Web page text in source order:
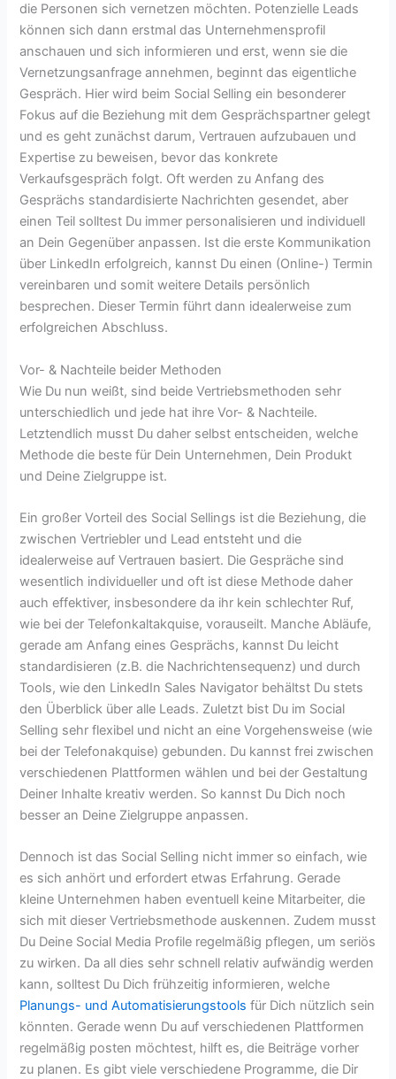
die Personen sich vernetzen möchten. Potenzielle Leads
können sich dann erstmal das Unternehmensprofil
anschauen und sich informieren und erst, wenn sie die
Vernetzungsanfrage annehmen, beginnt das eigentliche
Gespräch. Hier wird beim Social Selling ein besonderer
Fokus auf die Beziehung mit dem Gesprächspartner gelegt
und es geht zunächst darum, Vertrauen aufzubauen und
Expertise zu beweisen, bevor das konkrete
Verkaufsgespräch folgt. Oft werden zu Anfang des
Gesprächs standardisierte Nachrichten gesendet, aber
einen Teil solltest Du immer personalisieren und individuell
an Dein Gegenüber anpassen. Ist die erste Kommunikation
über LinkedIn erfolgreich, kannst Du einen (Online-) Termin
vereinbaren und somit weitere Details persönlich
besprechen. Dieser Termin führt dann idealerweise zum
erfolgreichen Abschluss.
Vor- & Nachteile beider Methoden
Wie Du nun weißt, sind beide Vertriebsmethoden sehr
unterschiedlich und jede hat ihre Vor- & Nachteile.
Letztendlich musst Du daher selbst entscheiden, welche
Methode die beste für Dein Unternehmen, Dein Produkt
und Deine Zielgruppe ist.
Ein großer Vorteil des Social Sellings ist die Beziehung, die
zwischen Vertriebler und Lead entsteht und die
idealerweise auf Vertrauen basiert. Die Gespräche sind
wesentlich individueller und oft ist diese Methode daher
auch effektiver, insbesondere da ihr kein schlechter Ruf,
wie bei der Telefonkaltakquise, vorauseilt. Manche Abläufe,
gerade am Anfang eines Gesprächs, kannst Du leicht
standardisieren (z.B. die Nachrichtensequenz) und durch
Tools, wie den LinkedIn Sales Navigator behältst Du stets
den Überblick über alle Leads. Zuletzt bist Du im Social
Selling sehr flexibel und nicht an eine Vorgehensweise (wie
bei der Telefonakquise) gebunden. Du kannst frei zwischen
verschiedenen Plattformen wählen und bei der Gestaltung
Deiner Inhalte kreativ werden. So kannst Du Dich noch
besser an Deine Zielgruppe anpassen.
Dennoch ist das Social Selling nicht immer so einfach, wie
es sich anhört und erfordert etwas Erfahrung. Gerade
kleine Unternehmen haben eventuell keine Mitarbeiter, die
sich mit dieser Vertriebsmethode auskennen. Zudem musst
Du Deine Social Media Profile regelmäßig pflegen, um seriös
zu wirken. Da all dies sehr schnell relativ aufwändig werden
kann, solltest Du Dich frühzeitig informieren, welche
Planungs- und Automatisierungstools für Dich nützlich sein
könnten. Gerade wenn Du auf verschiedenen Plattformen
regelmäßig posten möchtest, hilft es, die Beiträge vorher
zu planen. Es gibt viele verschiedene Programme, die Dir